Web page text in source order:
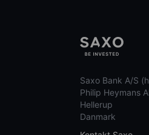
Saxo Bank A/S
Philip Heymans
Hellerup
Danmark